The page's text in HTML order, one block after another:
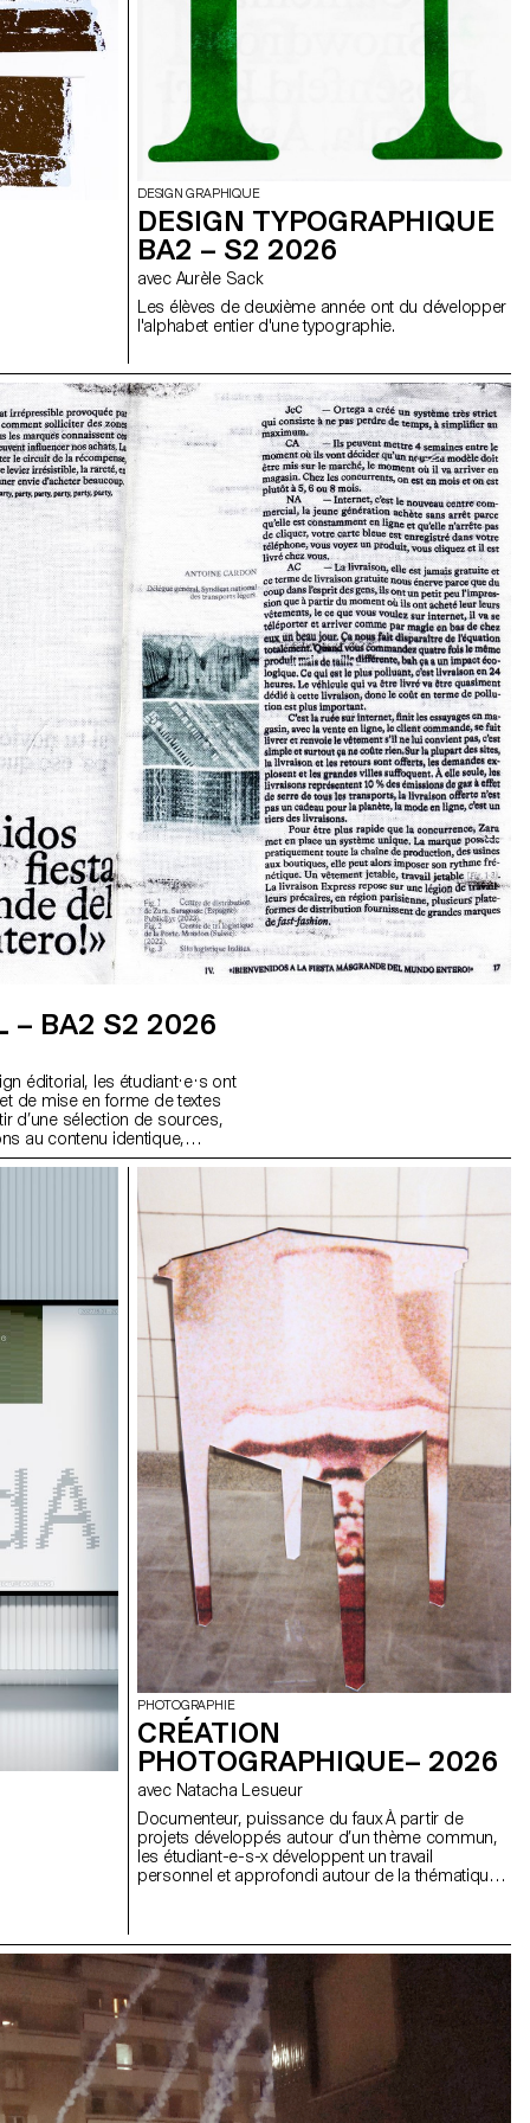
DESIGN GRAPHIQUE
DESIGN TYPOGRAPHIQUE
BA2 – S2 2026
avec Aurèle Sack
Les élèves de deuxième année ont du développer
l'alphabet entier d'une typographie.
– BA2 S2 2026
éditorial, les étudiant·e·s ont
de mise en forme de textes
d’une sélection de sources,
au contenu identique,
format.
PHOTOGRAPHIE
CRÉATION
PHOTOGRAPHIQUE– 2026
avec Natacha Lesueur
Documenteur, puissance du faux À partir de
projets développés autour d’un thème commun,
les étudiant-e-s-x développent un travail
personnel et approfondi autour de la thématique
mensonge.